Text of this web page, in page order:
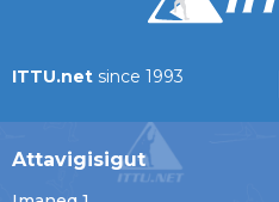
ITTU.net since 1993
Attavigisigut